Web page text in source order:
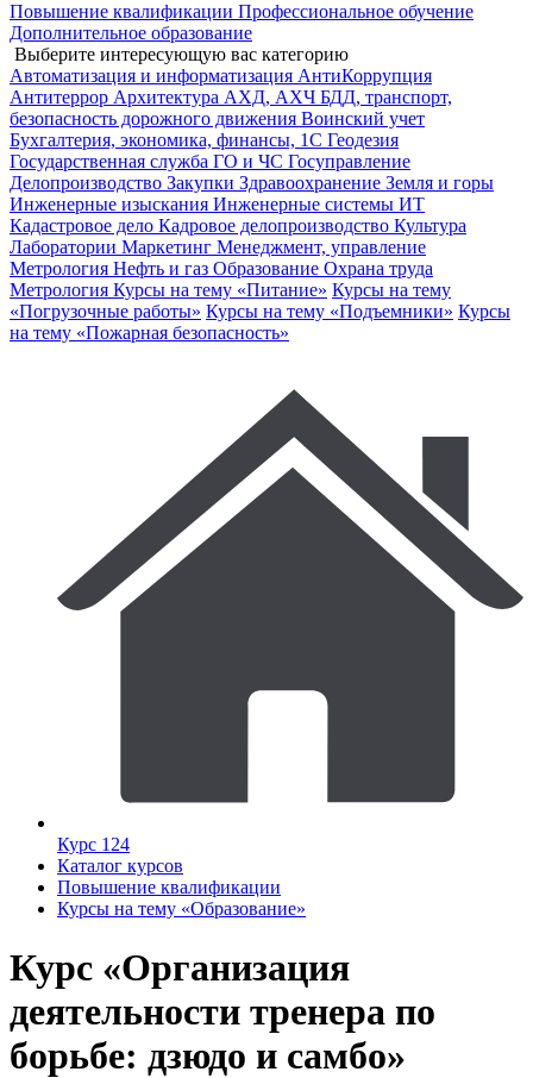
Повышение квалификации Профессиональное обучение
Дополнительное образование
Выберите интересующую вас категорию
Автоматизация и информатизация АнтиКоррупция
Антитеррор Архитектура АХД, АХЧ БДД, транспорт,
безопасность дорожного движения Воинский учет
Бухгалтерия, экономика, финансы, 1С Геодезия
Государственная служба ГО и ЧС Госуправление
Делопроизводство Закупки Здравоохранение Земля и горы
Инженерные изыскания Инженерные системы ИТ
Кадастровое дело Кадровое делопроизводство Культура
Лаборатории Маркетинг Менеджмент, управление
Метрология Нефть и газ Образование Охрана труда
Метрология Курсы на тему «Питание» Курсы на тему
«Погрузочные работы» Курсы на тему «Подъемники» Курсы
на тему «Пожарная безопасность»
Курс 124
Каталог курсов
Повышение квалификации
Курсы на тему «Образование»
Курс «Организация
деятельности тренера по
борьбе: дзюдо и самбо»